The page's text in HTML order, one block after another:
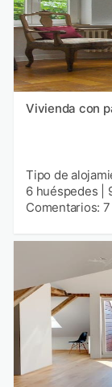
Vivienda con
Tipo de
6 huéspedes
Comentarios: 7